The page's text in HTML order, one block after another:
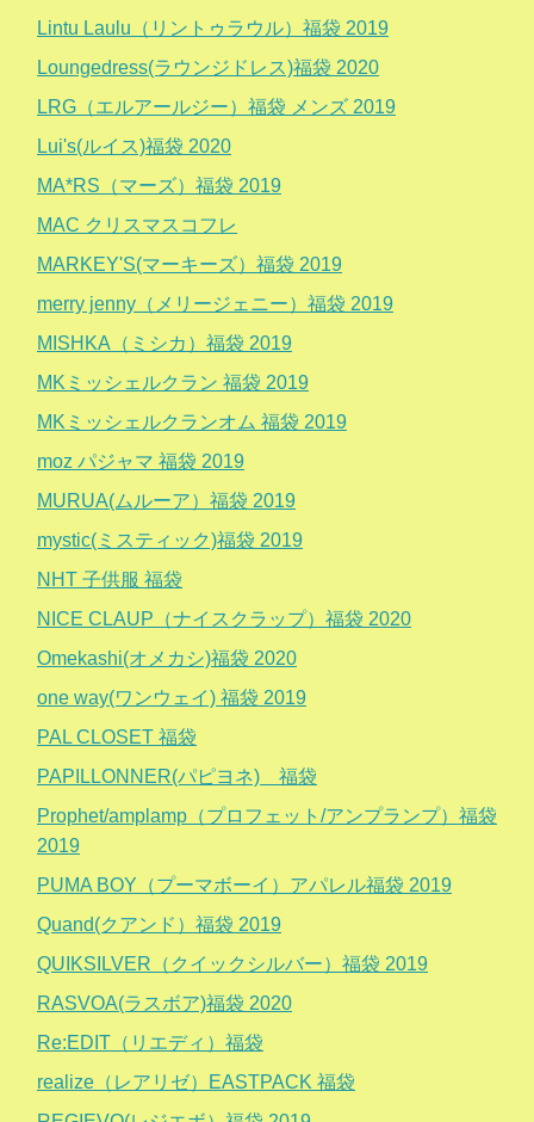
Lintu Laulu（リントゥラウル）福袋 2019
Loungedress(ラウンジドレス)福袋 2020
LRG（エルアールジー）福袋 メンズ 2019
Lui's(ルイス)福袋 2020
MA*RS（マーズ）福袋 2019
MAC クリスマスコフレ
MARKEY'S(マーキーズ）福袋 2019
merry jenny（メリージェニー）福袋 2019
MISHKA（ミシカ）福袋 2019
MKミッシェルクラン 福袋 2019
MKミッシェルクランオム 福袋 2019
moz パジャマ 福袋 2019
MURUA(ムルーア）福袋 2019
mystic(ミスティック)福袋 2019
NHT 子供服 福袋
NICE CLAUP（ナイスクラップ）福袋 2020
Omekashi(オメカシ)福袋 2020
one way(ワンウェイ) 福袋 2019
PAL CLOSET 福袋
PAPILLONNER(パピヨネ) 福袋
Prophet/amplamp（プロフェット/アンプランプ）福袋
2019
PUMA BOY（プーマボーイ）アパレル福袋 2019
Quand(クアンド）福袋 2019
QUIKSILVER（クイックシルバー）福袋 2019
RASVOA(ラスボア)福袋 2020
Re:EDIT（リエディ）福袋
realize（レアリゼ）EASTPACK 福袋